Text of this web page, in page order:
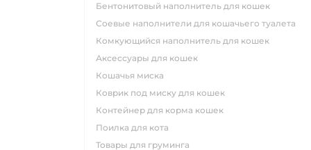
бентонитовый наполнитель для кошек
соевые наполнители для кошачьего туалета
комкующийся наполнитель для кошек
аксессуары для кошек
кошачья миска
коврик под миску для кошек
контейнер для корма кошек
поилка для кота
товары для груминга